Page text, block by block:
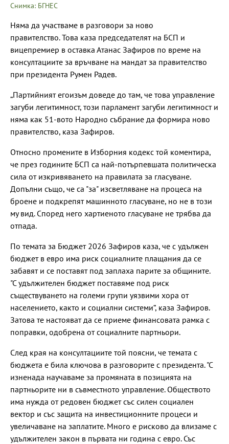
Снимка: БГНЕС
Няма да участваме в разговори за ново
правителство. Това каза председателят на БСП и
вицепремиер в оставка Атанас Зафиров по време на
консултациите за връчване на мандат за правителство
при президента Румен Радев.
„Партийният егоизъм доведе до там, че това управление
загуби легитимност, този парламент загуби легитимност и
няма как 51-вото Народно събрание да формира ново
правителство, каза Зафиров.
Относно промените в Изборния кодекс той коментира,
че през годините БСП са най-потърпевшата политическа
сила от изкривяването на правилата за гласуване.
Допълни също, че са "за" изсветляване на процеса на
броене и подкрепят машинното гласуване, но не в този
му вид. Според него хартиеното гласуване не трябва да
отпада.
По темата за Бюджет 2026 Зафиров каза, че с удължен
бюджет в евро има риск социалните плащания да се
забавят и се поставят под заплаха парите за общините.
"С удължителен бюджет поставяме под риск
съществуването на големи групи уязвими хора от
населението, както и социални системи“, каза Зафиров.
Затова те настояват да се приеме финансовата рамка с
поправки, одобрена от социалните партньори.
След края на консултациите той поясни, че темата с
бюджета е била ключова в разговорите с президента. "С
изненада научаваме за промяната в позицията на
партньорите ни в съвместното управление. Обществото
има нужда от редовен бюджет със силен социален
вектор и със защита на инвестиционните процеси и
увеличаване на заплатите. Много е рисково да влизаме с
удължителен закон в първата ни година с евро. Със